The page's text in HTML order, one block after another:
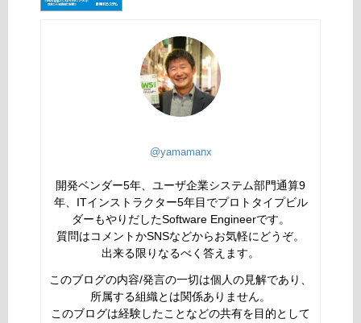
@yamamanx
開発ベンダー5年、ユーザ企業システム部門通算9
年、ITインストラクター5年目でプロトタイプビル
ダーもやりだしたSoftware Engineerです。
質問はコメントかSNSなどからお気軽にどうぞ。
出来る限りなるべく答えます。
このブログの内容/発言の一切は個人の見解であり、
所属する組織とは関係ありません。
このブログは経験したことなどの共有を目的として